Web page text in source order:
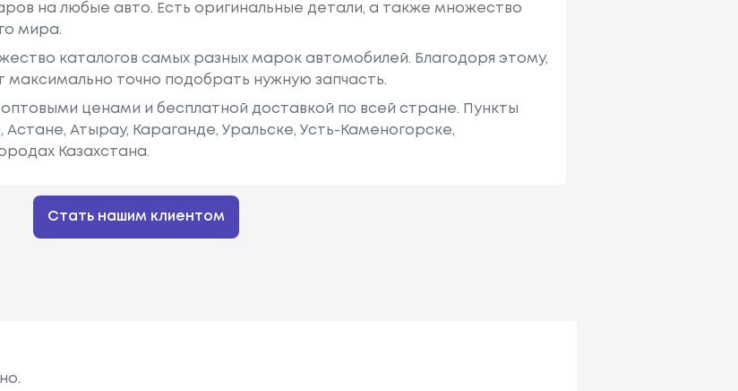
на любые авто. Есть оригинальные детали, а также множество
мира.
каталогов самых разных марок автомобилей. Благодоря этому,
максимально точно подобрать нужную запчасть.
ценами и бесплатной доставкой по всей стране. Пункты
Астане, Атырау, Караганде, Уральске, Усть-Каменогорске,
Казахстана.
Стать нашим клиентом